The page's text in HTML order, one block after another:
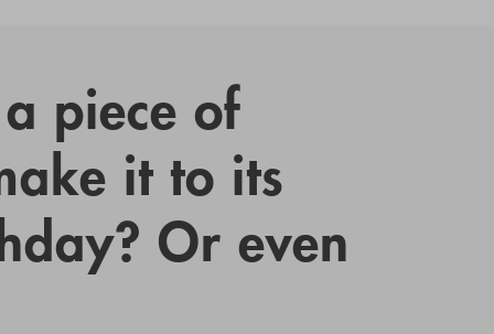
piece of
it to its
Or even